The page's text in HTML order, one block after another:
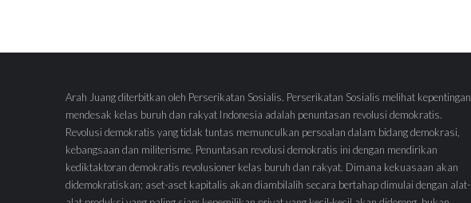
Arah Juang diterbitkan oleh Perserikatan Sosialis. Perserikatan Sosialis melihat kepentingan
mendesak kelas buruh dan rakyat Indonesia adalah penuntasan revolusi demokratis.
Revolusi demokratis yang tidak tuntas memunculkan persoalan dalam bidang demokrasi,
kebangsaan dan militerisme. Penuntasan revolusi demokratis ini dengan mendirikan
kediktaktoran demokratis revolusioner kelas buruh dan rakyat. Dimana kekuasaan akan
didemokratiskan; aset-aset kapitalis akan diambilalih secara bertahap dimulai dengan alat-